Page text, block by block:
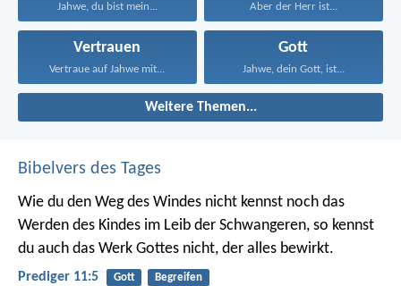
Jahwe, du bist mein... Aber der Herr ist...
Vertrauen
Vertraue auf Jahwe mit...
Gott
Jahwe, dein Gott, ist...
Weitere Themen...
Bibelvers des Tages
Wie du den Weg des Windes nicht kennst noch das
Werden des Kindes im Leib der Schwangeren, so kennst
du auch das Werk Gottes nicht, der alles bewirkt.
Prediger 11:5 Gott Begreifen